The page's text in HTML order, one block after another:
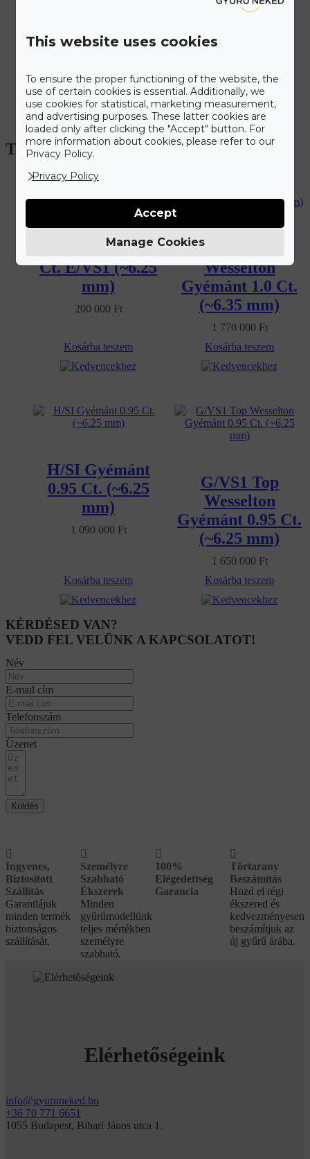
További gyűrű modelljeink
Lab Gyémánt 1.0
Ct. E/VS1 (~6.25
mm)
200 000 Ft
Kosárba teszem
Kedvencekhez
G/VS1 Top
Wesselton
Gyémánt 1.0 Ct.
(~6.35 mm)
1 770 000 Ft
Kosárba teszem
Kedvencekhez
H/SI Gyémánt
0.95 Ct. (~6.25
mm)
1 090 000 Ft
Kosárba teszem
Kedvencekhez
G/VS1 Top
Wesselton
Gyémánt 0.95 Ct.
(~6.25 mm)
1 650 000 Ft
Kosárba teszem
Kedvencekhez
KÉRDÉSED VAN?
VEDD FEL VELÜNK A KAPCSOLATOT!
Név
E-mail cím
Telefonszám
Üzenet
Küldés
Ingyenes,
Biztosított
Szállítás
Garantlájuk
minden termék
biztonságos
szállítását.
Személyre
Szabható
Ékszerek
Minden
gyűrűmodellünk
teljes mértékben
személyre
szabható.
100%
Elégedettség
Garancia
Törtarany
Beszámítás
Hozd el régi
ékszered és
kedvezményesen
beszámítjuk az
új gyűrű árába.
Elérhetőségeink
info@gyuruneked.hu
+36 70 771 6651
1055 Budapest, Bihari János utca 1.
This website uses cookies
To ensure the proper functioning of the website, the
use of certain cookies is essential. Additionally, we
use cookies for statistical, marketing measurement,
and advertising purposes. These latter cookies are
loaded only after clicking the "Accept" button. For
more information about cookies, please refer to our
Privacy Policy.
Privacy Policy
Manage Cookies
Accept